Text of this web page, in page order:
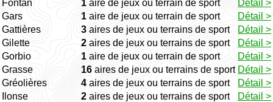
Fontan
1 aire de jeux ou terrain de sport
Détail >
Gars
1 aire de jeux ou terrain de sport
Détail >
Gattières
3 aires de jeux ou terrains de sport
Détail >
Gilette
2 aires de jeux ou terrains de sport
Détail >
Gorbio
1 aire de jeux ou terrain de sport
Détail >
Grasse
16 aires de jeux ou terrains de sport Détail >
Gréolières
4 aires de jeux ou terrains de sport
Détail >
Ilonse
2 aires de jeux ou terrains de sport
Détail >